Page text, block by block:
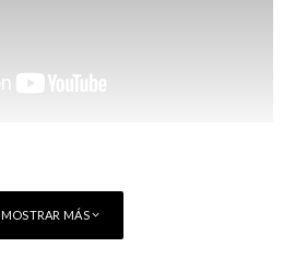
MOSTRAR MÁS